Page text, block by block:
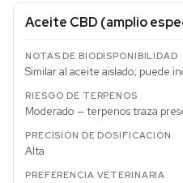
Aceite CBD (amplio
Similar al aceite aislado; puede
Moderado — terpenos traza
Alta